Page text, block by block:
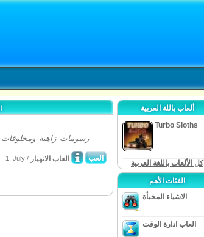
العب 1, July / العاب الانهيار
ألعاب باللة العربية
Turbo Sloths
كل الألعاب باللغة العربية
الفئات الأهم
الاشياء المخبأة
العاب ادارة الوقت